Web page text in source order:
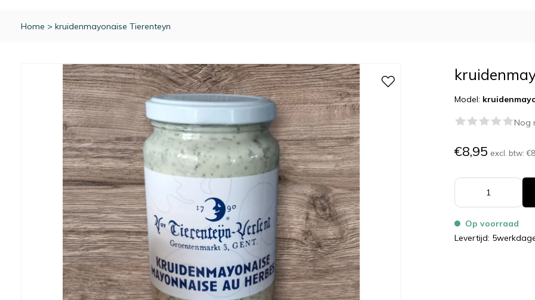
Home > kruidenmayonaise Tierenteyn
Model:
Nog
€8,95 excl. btw:
Op voorraad
Levertijd: